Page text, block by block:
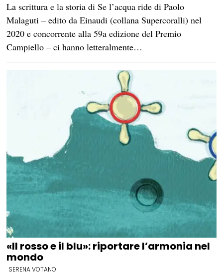
La scrittura e la storia di Se l’acqua ride di Paolo
Malaguti – edito da Einaudi (collana Supercoralli) nel
2020 e concorrente alla 59a edizione del Premio
Campiello – ci hanno letteralmente…
«Il rosso e il blu»: riportare l’armonia nel
mondo
SERENA VOTANO